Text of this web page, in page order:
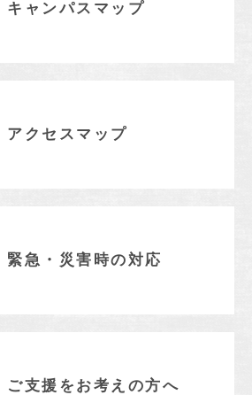
キャンパスマップ
アクセスマップ
緊急・災害時の対応
ご支援をお考えの方へ